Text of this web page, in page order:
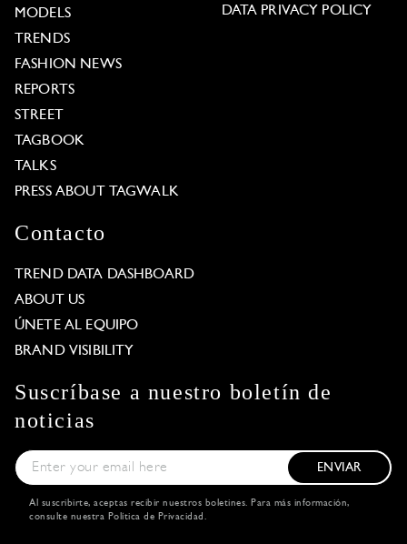
MODELS
TRENDS
FASHION NEWS
REPORTS
STREET
TAGBOOK
TALKS
PRESS ABOUT TAGWALK
DATA PRIVACY POLICY
Contacto
TREND DATA DASHBOARD
ABOUT US
ÚNETE AL EQUIPO
BRAND VISIBILITY
Suscríbase a nuestro boletín de
noticias
ENVIAR
Al suscribirte, aceptas recibir nuestros boletines. Para más información,
consulte nuestra Política de Privacidad .